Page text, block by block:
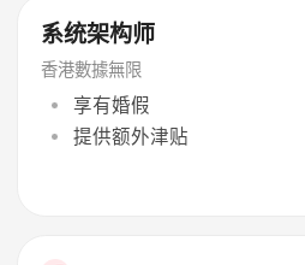
系统架构师
香港數據無限
享有婚假
提供额外津贴